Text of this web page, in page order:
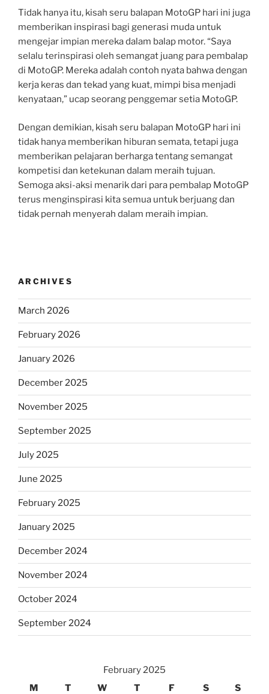
Tidak hanya itu, kisah seru balapan MotoGP hari ini juga
memberikan inspirasi bagi generasi muda untuk
mengejar impian mereka dalam balap motor. “Saya
selalu terinspirasi oleh semangat juang para pembalap
di MotoGP. Mereka adalah contoh nyata bahwa dengan
kerja keras dan tekad yang kuat, mimpi bisa menjadi
kenyataan,” ucap seorang penggemar setia MotoGP.
Dengan demikian, kisah seru balapan MotoGP hari ini
tidak hanya memberikan hiburan semata, tetapi juga
memberikan pelajaran berharga tentang semangat
kompetisi dan ketekunan dalam meraih tujuan.
Semoga aksi-aksi menarik dari para pembalap MotoGP
terus menginspirasi kita semua untuk berjuang dan
tidak pernah menyerah dalam meraih impian.
ARCHIVES
March 2026
February 2026
January 2026
December 2025
November 2025
September 2025
July 2025
June 2025
February 2025
January 2025
December 2024
November 2024
October 2024
September 2024
February 2025
M
T W T F S S